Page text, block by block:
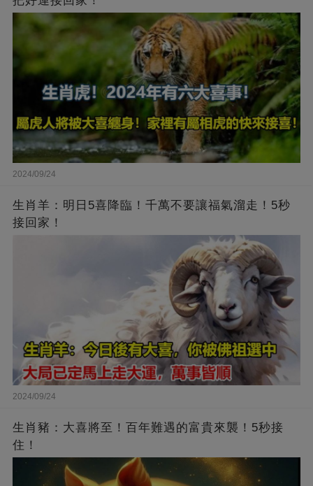
2024/09/24
生肖羊：明日5喜降臨！千萬不要讓福氣溜走！5秒
接回家！
2024/09/24
生肖豬：大喜將至！百年難遇的富貴來襲！5秒接
住！